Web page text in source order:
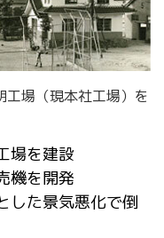
場（現本社工場）を
場を建設
機を開発
した景気悪化で倒